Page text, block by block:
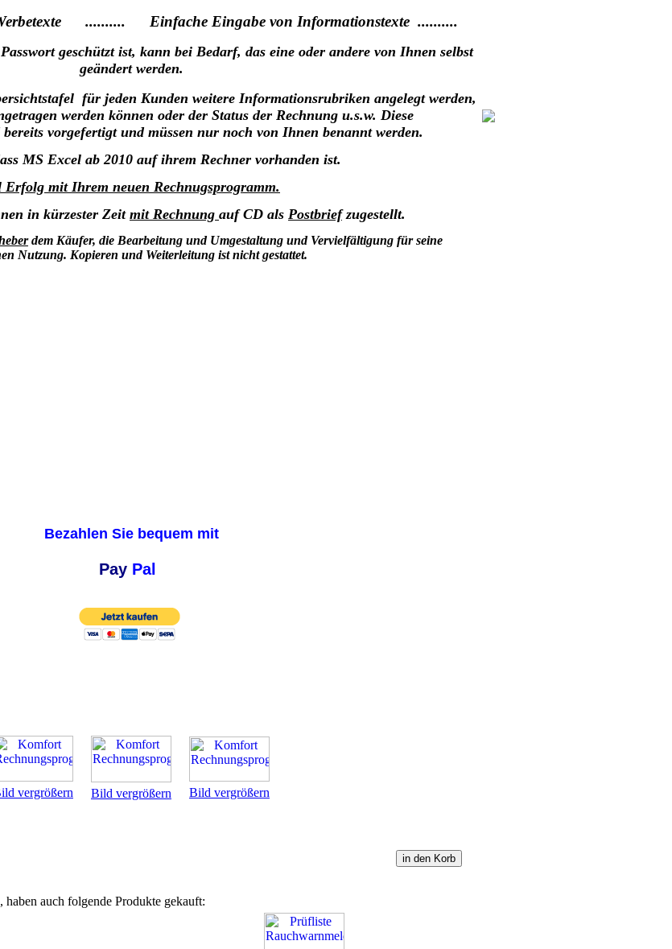
.......... Einfache Eingabe von Informationstexte ..........
geschützt ist, kann bei Bedarf, das eine oder andere von Ihnen selbst
geändert werden.
für jeden Kunden weitere Informationsrubriken angelegt werden,
werden können oder der Status der Rechnung u.s.w. Diese
vorgefertigt und müssen nur noch von Ihnen benannt werden.
MS Excel ab 2010 auf ihrem Rechner vorhanden ist.
Erfolg mit Ihrem neuen Rechnugsprogramm.
in kürzester Zeit mit Rechnung auf CD als Postbriefzugestellt.
dem Käufer, die Bearbeitung und Umgestaltung und Vervielfältigung für seine
Nutzung. Kopieren und Weiterleitung ist nicht gestattet.
Bezahlen Sie bequem mit
Pay Pal
vergrößern Bild vergrößern Bild vergrößern
auch folgende Produkte gekauft: